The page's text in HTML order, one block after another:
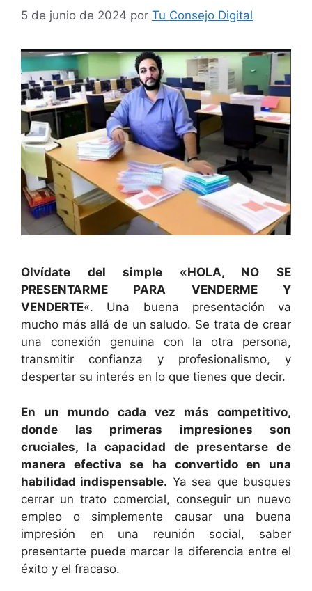
5 de junio de 2024 por Tu Consejo Digital
Olvídate del simple «HOLA, NO SE
PRESENTARME PARA VENDERME Y
VENDERTE«. Una buena presentación va
mucho más allá de un saludo. Se trata de crear
una conexión genuina con la otra persona,
transmitir confianza y profesionalismo, y
despertar su interés en lo que tienes que decir.
En un mundo cada vez más competitivo,
donde las primeras impresiones son
cruciales, la capacidad de presentarse de
manera efectiva se ha convertido en una
habilidad indispensable. Ya sea que busques
cerrar un trato comercial, conseguir un nuevo
empleo o simplemente causar una buena
impresión en una reunión social, saber
presentarte puede marcar la diferencia entre el
éxito y el fracaso.